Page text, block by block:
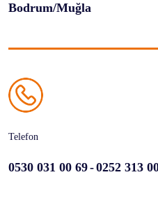
Bodrum/Muğla
Telefon
0530 031 00 69-0252 313